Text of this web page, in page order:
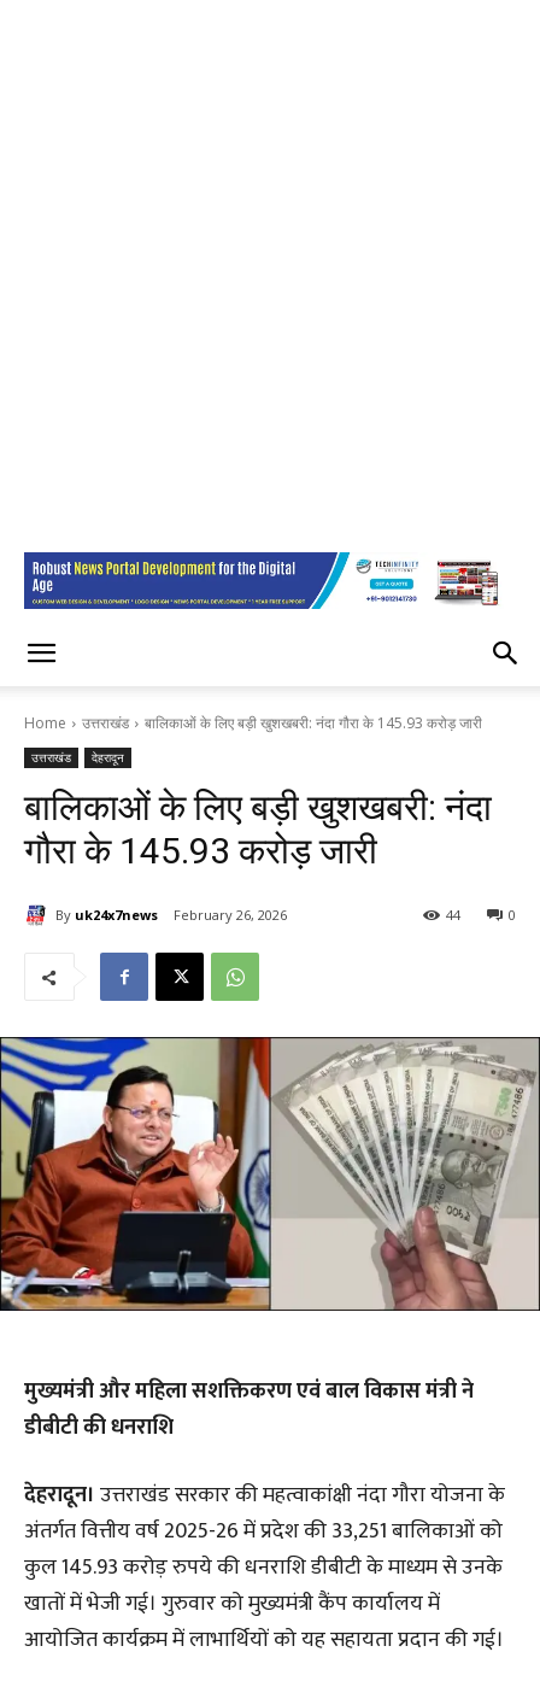
Home उत्तराखंड बालिकाओं के लिए बड़ी खुशखबरी: नंदा गौरा के 145.93 करोड़ जारी
उत्तराखंड देहरादून
बालिकाओं के लिए बड़ी खुशखबरी: नंदा
गौरा के 145.93 करोड़ जारी
By uk24x7news February 26, 2026 0
44
मुख्यमंत्री और महिला सशक्तिकरण एवं बाल विकास मंत्री ने
डीबीटी की धनराशि
देहरादून। उत्तराखंड सरकार की महत्वाकांक्षी नंदा गौरा योजना के
अंतर्गत वित्तीय वर्ष 2025-26 में प्रदेश की 33,251 बालिकाओं को
कुल 145.93 करोड़ रुपये की धनराशि डीबीटी के माध्यम से उनके
खातों में भेजी गई। गुरुवार को मुख्यमंत्री कैंप कार्यालय में
आयोजित कार्यक्रम में लाभार्थियों को यह सहायता प्रदान की गई।